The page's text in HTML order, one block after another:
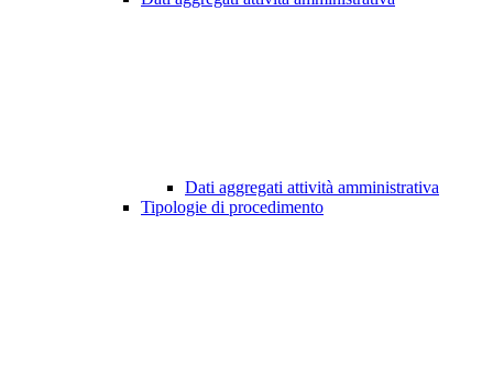
Dati aggregati attività amministrativa
Tipologie di procedimento